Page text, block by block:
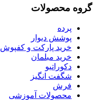
گروه محصولات
پرده
پوشش دیوار
خرید پارکت و کفپوش
خرید مبلمان
دکوراتیو
شگفت انگیز
فرش
محصولات آموزشی